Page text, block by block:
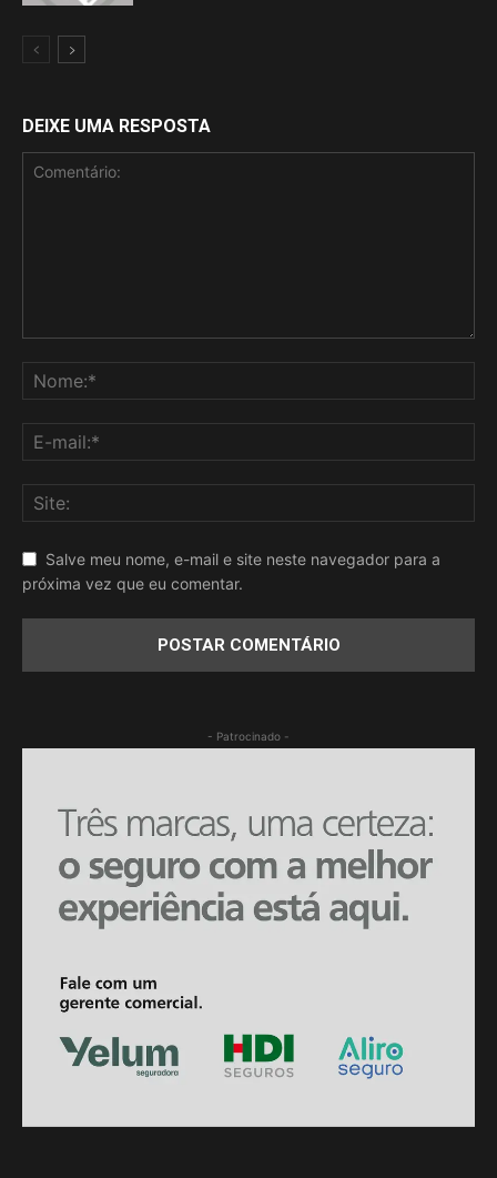
DEIXE UMA RESPOSTA
Salve meu nome, e-mail e site neste navegador para a
próxima vez que eu comentar.
- Patrocinado -